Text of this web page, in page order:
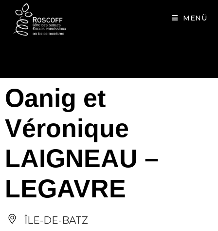
MENÜ
Oanig et
Véronique
LAIGNEAU –
LEGAVRE
ÎLE-DE-BATZ
Cookies management panel